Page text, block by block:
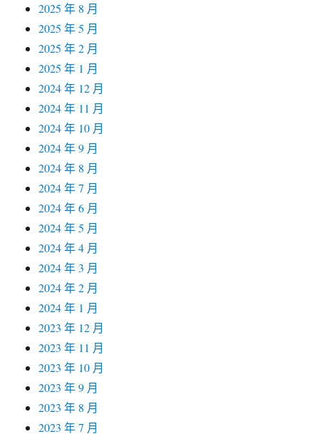
2025 年 8 月
2025 年 5 月
2025 年 2 月
2025 年 1 月
2024 年 12 月
2024 年 11 月
2024 年 10 月
2024 年 9 月
2024 年 8 月
2024 年 7 月
2024 年 6 月
2024 年 5 月
2024 年 4 月
2024 年 3 月
2024 年 2 月
2024 年 1 月
2023 年 12 月
2023 年 11 月
2023 年 10 月
2023 年 9 月
2023 年 8 月
2023 年 7 月